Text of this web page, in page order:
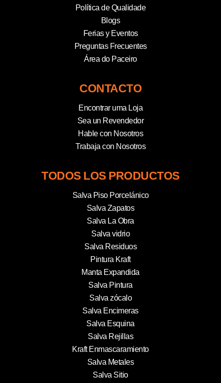
Política de Qualidade
Blogs
Ferias y Eventos
Preguntas Frecuentes
Área do Paceiro
CONTACTO
Encontrar uma Loja
Sea un Revendedor
Hable con Nosotros
Trabaja con Nosotros
TODOS LOS PRODUCTOS
Salva Piso Porcelánico
Salva Zapatos
Salva La Obra
Salva vidrio
Salva Residuos
Pintura Kraft
Manta Expandida
Salva Pintura
Salva zócalo
Salva Encimeras
Salva Esquina
Salva Rejillas
Kraft Enmascaramiento
Salva Metales
Salva Sitio